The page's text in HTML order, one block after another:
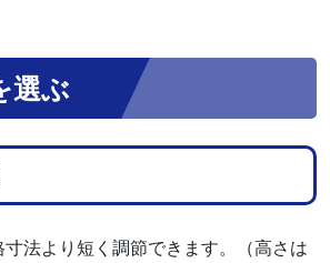
選ぶ
法より短く調節できます。（高さは